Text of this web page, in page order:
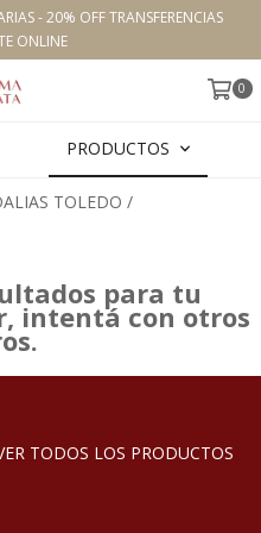
- 20% OFF TRANSFERENCIAS
ONLINE
0
PRODUCTOS
TOLEDO /
para tu
intentá con otros
TODOS LOS PRODUCTOS